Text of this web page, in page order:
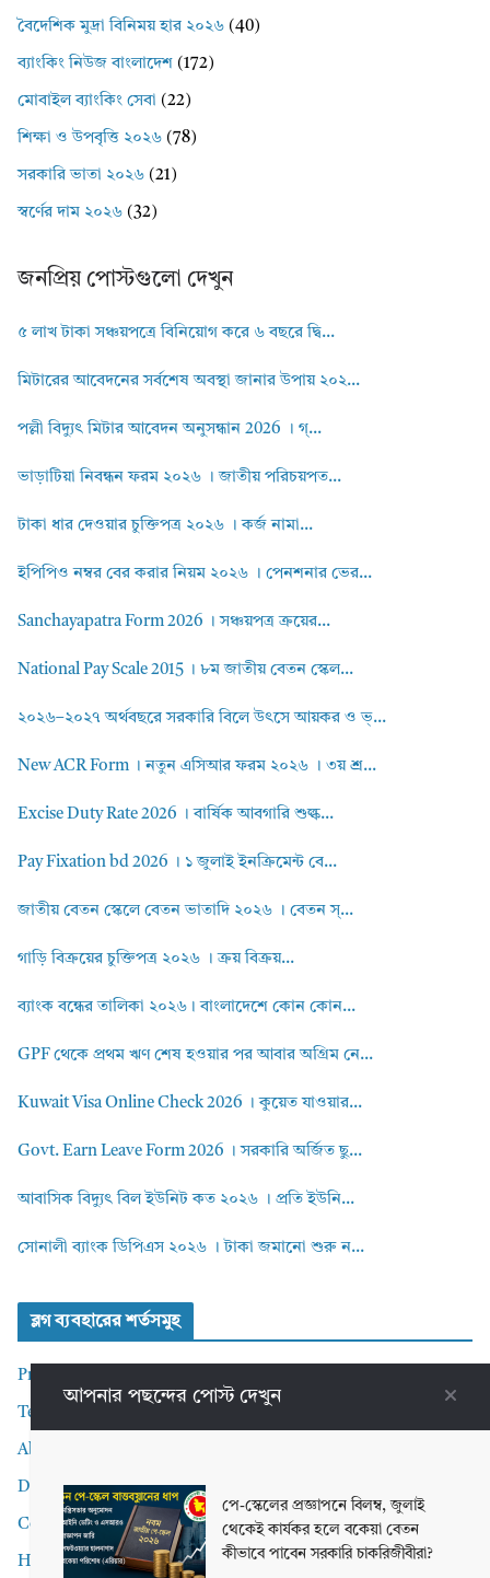
বৈদেশিক মুদ্রা বিনিময় হার ২০২৬ (40)
ব্যাংকিং নিউজ বাংলাদেশ (172)
মোবাইল ব্যাংকিং সেবা (22)
শিক্ষা ও উপবৃত্তি ২০২৬ (78)
সরকারি ভাতা ২০২৬ (21)
স্বর্ণের দাম ২০২৬ (32)
জনপ্রিয় পোস্টগুলো দেখুন
৫ লাখ টাকা সঞ্চয়পত্রে বিনিয়োগ করে ৬ বছরে দ্বি...
মিটারের আবেদনের সর্বশেষ অবস্থা জানার উপায় ২০২...
পল্লী বিদ্যুৎ মিটার আবেদন অনুসন্ধান 2026 । গ্...
ভাড়াটিয়া নিবন্ধন ফরম ২০২৬ । জাতীয় পরিচয়পত...
টাকা ধার দেওয়ার চুক্তিপত্র ২০২৬ । কর্জ নামা...
ইপিপিও নম্বর বের করার নিয়ম ২০২৬ । পেনশনার ভের...
Sanchayapatra Form 2026 । সঞ্চয়পত্র ক্রয়ের...
National Pay Scale 2015 । ৮ম জাতীয় বেতন স্কেল...
২০২৬–২০২৭ অর্থবছরে সরকারি বিলে উৎসে আয়কর ও ভ্...
New ACR Form । নতুন এসিআর ফরম ২০২৬ । ৩য় শ্র...
Excise Duty Rate 2026 । বার্ষিক আবগারি শুল্ক...
Pay Fixation bd 2026 । ১ জুলাই ইনক্রিমেন্ট বে...
জাতীয় বেতন স্কেলে বেতন ভাতাদি ২০২৬ । বেতন স্...
গাড়ি বিক্রয়ের চুক্তিপত্র ২০২৬ । ক্রয় বিক্রয়...
ব্যাংক বন্ধের তালিকা ২০২৬। বাংলাদেশে কোন কোন...
GPF থেকে প্রথম ঋণ শেষ হওয়ার পর আবার অগ্রিম নে...
Kuwait Visa Online Check 2026 । কুয়েত যাওয়ার...
Govt. Earn Leave Form 2026 । সরকারি অর্জিত ছু...
আবাসিক বিদ্যুৎ বিল ইউনিট কত ২০২৬ । প্রতি ইউনি...
সোনালী ব্যাংক ডিপিএস ২০২৬ । টাকা জমানো শুরু ন...
ব্লগ ব্যবহারের শর্তসমুহ
Privacy Policy
Terms and Conditions
About me
Disclaimer
Contact Me
Home
আপনার পছন্দের পোস্ট দেখুন
পে-স্কেলের প্রজ্ঞাপনে বিলম্ব, জুলাই
থেকেই কার্যকর হলে বকেয়া বেতন
কীভাবে পাবেন সরকারি চাকরিজীবীরা?